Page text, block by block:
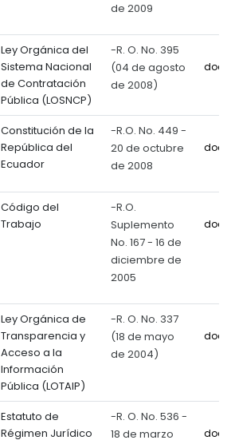
de 2009
Ley Orgánica del
Sistema Nacional
de Contratación
Pública (LOSNCP)
-R. O. No. 395
(04 de agosto
de 2008)
Constitución de la
República del
Ecuador
-R.O. No. 449 -
20 de octubre
de 2008
Código del
Trabajo
-R.O.
Suplemento
No. 167 - 16 de
diciembre de
2005
Ley Orgánica de
Transparencia y
Acceso a la
Información
Pública (LOTAIP)
-R. O. No. 337
(18 de mayo
de 2004)
Estatuto de
Régimen Jurídico
-R. O. No. 536 -
18 de marzo